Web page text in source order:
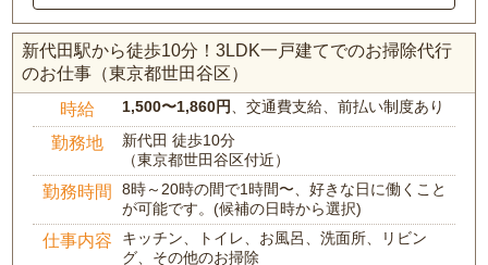
新代田駅から徒歩10分！3LDK一戸建てでのお掃除代行
のお仕事（東京都世田谷区）
時給 1,500〜1,860円、交通費支給、前払い制度あり
勤務地
新代田 徒歩10分
（東京都世田谷区付近）
勤務時間
8時～20時の間で1時間〜、好きな日に働くこと
が可能です。(候補の日時から選択)
仕事内容
キッチン、トイレ、お風呂、洗面所、リビン
グ、その他のお掃除